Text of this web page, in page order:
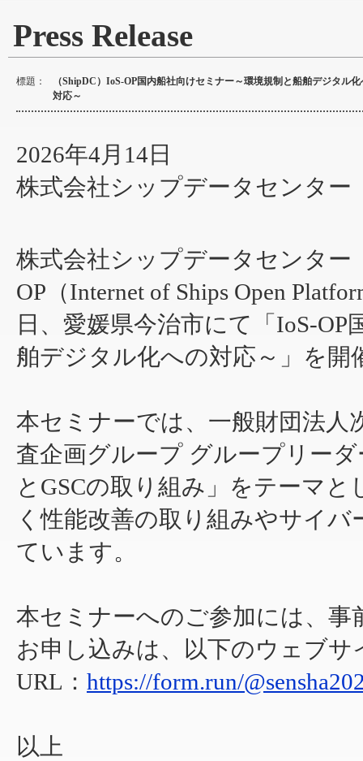
Press Release
標題：
（ShipDC）IoS-OP国内船社向けセミナー～環境規制と船舶デジタル化
対応～
2026年4月14日
株式会社シップデータセンター
株式会社シップデータセンター
OP（Internet of Ships Open
日、愛媛県今治市にて「IoS-
舶デジタル化への対応～」を開
本セミナーでは、一般財団法人
査企画グループ グループリー
とGSCの取り組み」をテーマ
く性能改善の取り組みやサイ
ています。
本セミナーへのご参加には、
お申し込みは、以下のウェブ
URL： https://form.run/
以上